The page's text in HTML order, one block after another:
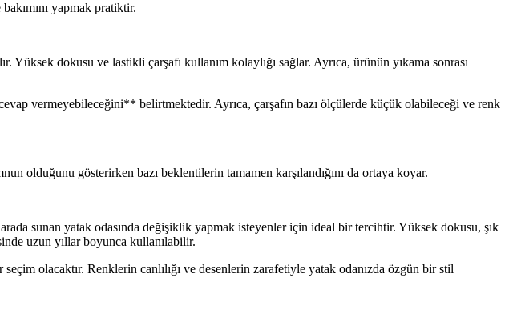
yapmak pratiktir.
dokusu ve lastikli çarşafı kullanım kolaylığı sağlar. Ayrıca, ürünün yıkama sonrası
vermeyebileceğini** belirtmektedir. Ayrıca, çarşafın bazı ölçülerde küçük olabileceği ve renk
olduğunu gösterirken bazı beklentilerin tamamen karşılandığını da ortaya koyar.
sunan yatak odasında değişiklik yapmak isteyenler için ideal bir tercihtir. Yüksek dokusu, şık
uzun yıllar boyunca kullanılabilir.
olacaktır. Renklerin canlılığı ve desenlerin zarafetiyle yatak odanızda özgün bir stil